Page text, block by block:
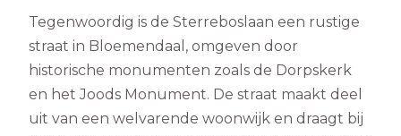
Tegenwoordig is de Sterreboslaan een rustige
straat in Bloemendaal, omgeven door
historische monumenten zoals de Dorpskerk
en het Joods Monument. De straat maakt deel
uit van een welvarende woonwijk en draagt bij